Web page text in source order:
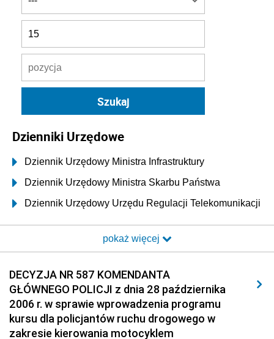
Dzienniki Urzędowe
Dziennik Urzędowy Ministra Infrastruktury
Dziennik Urzędowy Ministra Skarbu Państwa
Dziennik Urzędowy Urzędu Regulacji Telekomunikacji
Dziennik Urzędowy Ministra Transportu i Budownictwa
Elektronicznej
Dziennik Urzędowy Ministra Spraw Wewnętrznych i
Administracji
Dziennik Urzędowy Ministra Transportu
pokaż więcej
DECYZJA NR 587 KOMENDANTA
GŁÓWNEGO POLICJI z dnia 28 października
2006 r. w sprawie wprowadzenia programu
kursu dla policjantów ruchu drogowego w
zakresie kierowania motocyklem